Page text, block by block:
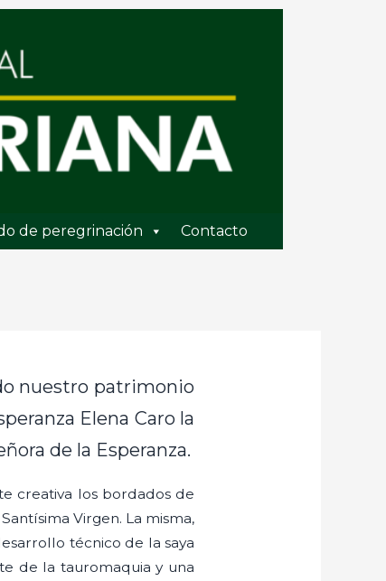
de peregrinación Contacto
nuestro patrimonio
Elena Caro la
de la Esperanza.
creativa los bordados de
Virgen. La misma,
técnico de la saya
de la tauromaquia y una